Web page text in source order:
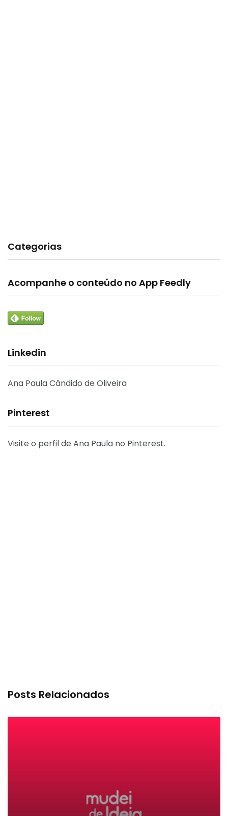
Categorias
Acompanhe o conteúdo no App Feedly
Linkedin
Ana Paula Cândido de Oliveira
Pinterest
Visite o perfil de Ana Paula no Pinterest.
Posts Relacionados